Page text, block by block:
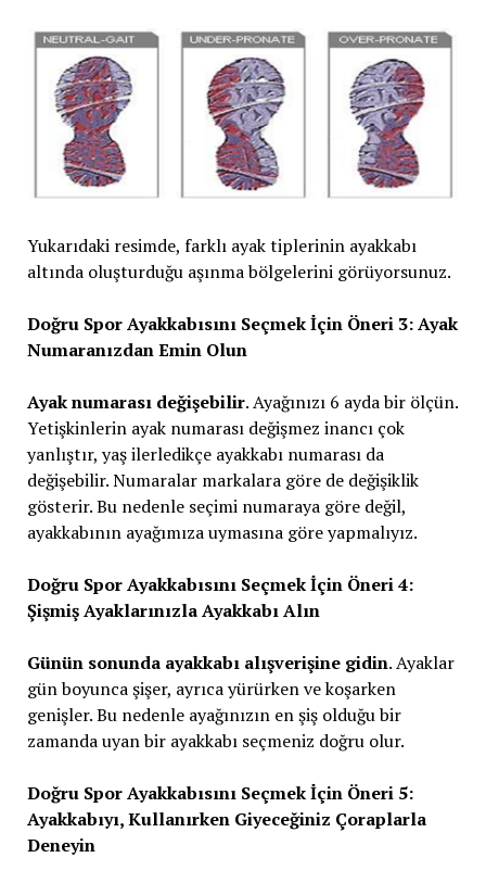
Yukarıdaki resimde, farklı ayak tiplerinin ayakkabı
altında oluşturduğu aşınma bölgelerini görüyorsunuz.
Doğru Spor Ayakkabısını Seçmek İçin Öneri 3: Ayak
Numaranızdan Emin Olun
Ayak numarası değişebilir. Ayağınızı 6 ayda bir ölçün.
Yetişkinlerin ayak numarası değişmez inancı çok
yanlıştır, yaş ilerledikçe ayakkabı numarası da
değişebilir. Numaralar markalara göre de değişiklik
gösterir. Bu nedenle seçimi numaraya göre değil,
ayakkabının ayağımıza uymasına göre yapmalıyız.
Doğru Spor Ayakkabısını Seçmek İçin Öneri 4:
Şişmiş Ayaklarınızla Ayakkabı Alın
Günün sonunda ayakkabı alışverişine gidin. Ayaklar
gün boyunca şişer, ayrıca yürürken ve koşarken
genişler. Bu nedenle ayağınızın en şiş olduğu bir
zamanda uyan bir ayakkabı seçmeniz doğru olur.
Doğru Spor Ayakkabısını Seçmek İçin Öneri 5:
Ayakkabıyı, Kullanırken Giyeceğiniz Çoraplarla
Deneyin